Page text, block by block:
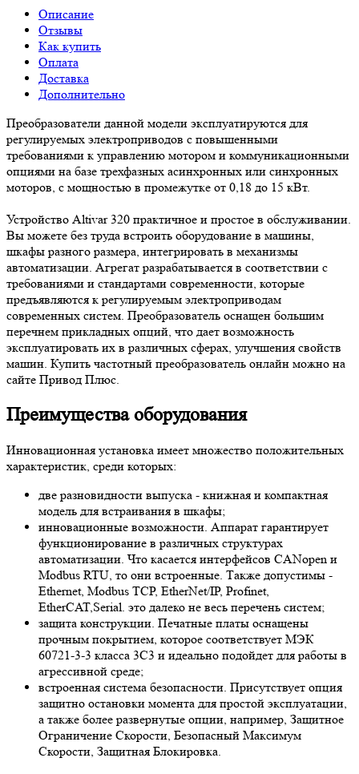
Описание
Отзывы
Как купить
Оплата
Доставка
Дополнительно
Преобразователи данной модели эксплуатируются для
регулируемых электроприводов с повышенными
требованиями к управлению мотором и коммуникационными
опциями на базе трехфазных асинхронных или синхронных
моторов, с мощностью в промежутке от 0,18 до 15 кВт.
Устройство Altivar 320 практичное и простое в обслуживании.
Вы можете без труда встроить оборудование в машины,
шкафы разного размера, интегрировать в механизмы
автоматизации. Агрегат разрабатывается в соответствии с
требованиями и стандартами современности, которые
предъявляются к регулируемым электроприводам
современных систем. Преобразователь оснащен большим
перечнем прикладных опций, что дает возможность
эксплуатировать их в различных сферах, улучшения свойств
машин. Купить частотный преобразователь онлайн можно на
сайте Привод Плюс.
Преимущества оборудования
Инновационная установка имеет множество положительных
характеристик, среди которых:
две разновидности выпуска - книжная и компактная
модель для встраивания в шкафы;
инновационные возможности. Аппарат гарантирует
функционирование в различных структурах
автоматизации. Что касается интерфейсов CANopen и
Modbus RTU, то они встроенные. Также допустимы -
Ethernet, Modbus TCP, EtherNet/IP, Profinet,
EtherCAT,Serial. это далеко не весь перечень систем;
защита конструкции. Печатные платы оснащены
прочным покрытием, которое соответствует МЭК
60721-3-3 класса 3С3 и идеально подойдет для работы в
агрессивной среде;
встроенная система безопасности. Присутствует опция
защитно остановки момента для простой эксплуатации,
а также более развернутые опции, например, Защитное
Ограничение Скорости, Безопасный Максимум
Скорости, Защитная Блокировка.